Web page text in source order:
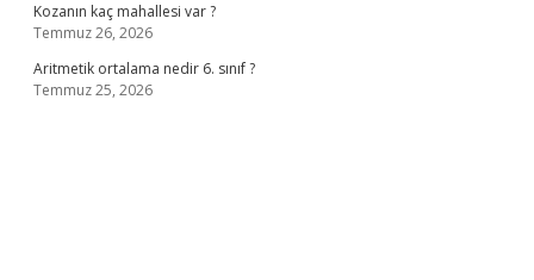
Kozanın kaç mahallesi var ?
Temmuz 26, 2026
Aritmetik ortalama nedir 6. sınıf ?
Temmuz 25, 2026